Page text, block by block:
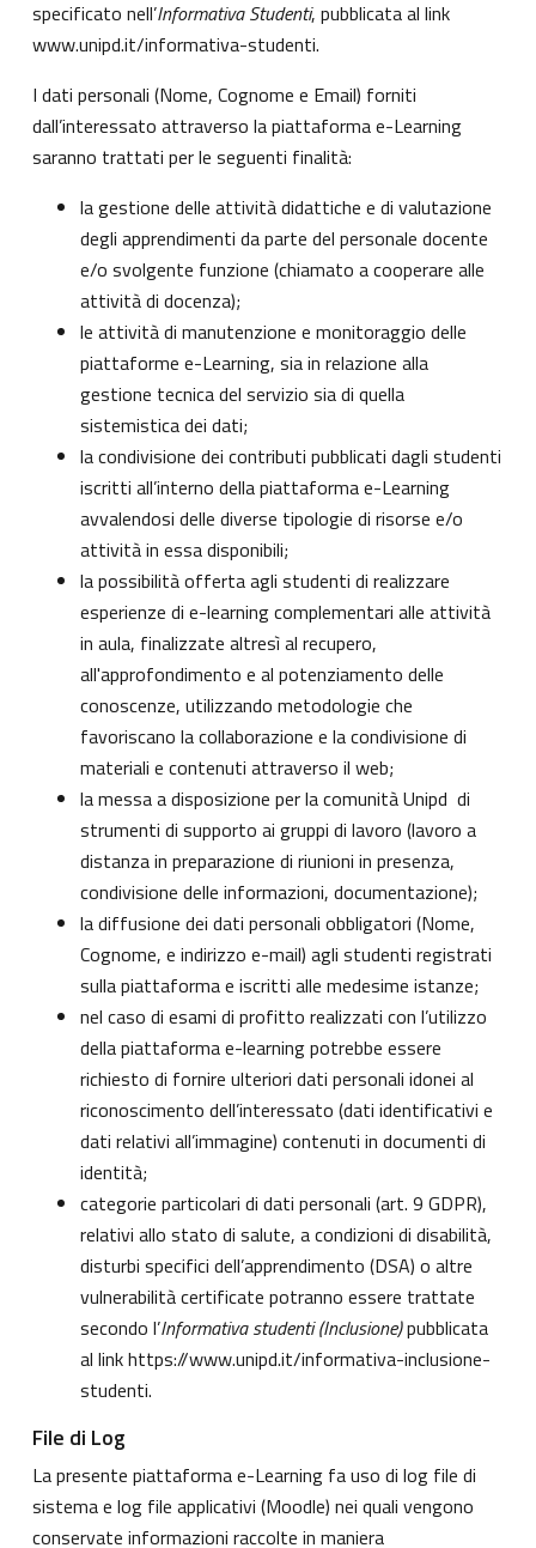
specificato nell’Informativa Studenti, pubblicata al link
www.unipd.it/informativa-studenti.
I dati personali (Nome, Cognome e Email) forniti
dall’interessato attraverso la piattaforma e-Learning
saranno trattati per le seguenti finalità:
la gestione delle attività didattiche e di valutazione
degli apprendimenti da parte del personale docente
e/o svolgente funzione (chiamato a cooperare alle
attività di docenza);
le attività di manutenzione e monitoraggio delle
piattaforme e-Learning, sia in relazione alla
gestione tecnica del servizio sia di quella
sistemistica dei dati;
la condivisione dei contributi pubblicati dagli studenti
iscritti all’interno della piattaforma e-Learning
avvalendosi delle diverse tipologie di risorse e/o
attività in essa disponibili;
la possibilità offerta agli studenti di realizzare
esperienze di e-learning complementari alle attività
in aula, finalizzate altresì al recupero,
all'approfondimento e al potenziamento delle
conoscenze, utilizzando metodologie che
favoriscano la collaborazione e la condivisione di
materiali e contenuti attraverso il web;
la messa a disposizione per la comunità Unipd di
strumenti di supporto ai gruppi di lavoro (lavoro a
distanza in preparazione di riunioni in presenza,
condivisione delle informazioni, documentazione);
la diffusione dei dati personali obbligatori (Nome,
Cognome, e indirizzo e-mail) agli studenti registrati
sulla piattaforma e iscritti alle medesime istanze;
nel caso di esami di profitto realizzati con l’utilizzo
della piattaforma e-learning potrebbe essere
richiesto di fornire ulteriori dati personali idonei al
riconoscimento dell’interessato (dati identificativi e
dati relativi all’immagine) contenuti in documenti di
identità;
categorie particolari di dati personali (art. 9 GDPR),
relativi allo stato di salute, a condizioni di disabilità,
disturbi specifici dell’apprendimento (DSA) o altre
vulnerabilità certificate potranno essere trattate
secondo l’Informativa studenti (Inclusione)pubblicata
al linkhttps://www.unipd.it/informativa-inclusione-
studenti.
File di Log
La presente piattaforma e-Learning fa uso di log file di
sistema e log file applicativi (Moodle) nei quali vengono
conservate informazioni raccolte in maniera